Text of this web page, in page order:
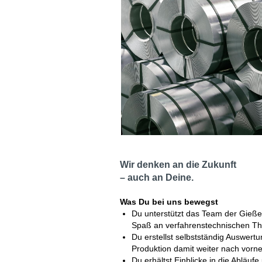
Wir denken an die Zukunft
– auch an Deine.
Was Du bei uns bewegst
Du unterstützt das Team der
Spaß an verfahrenstechnischen
Du erstellst selbstständig
Produktion damit weiter nach vorne